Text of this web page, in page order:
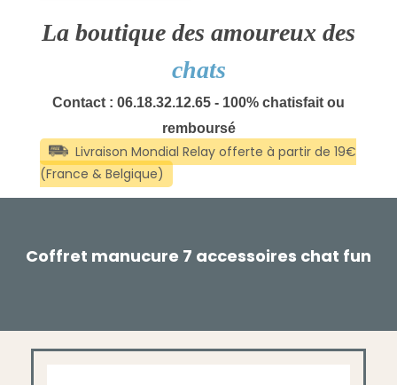
La boutique des amoureux des
chats
Contact : 06.18.32.12.65 - 100% chatisfait ou
remboursé
Coffret manucure 7 accessoires chat fun